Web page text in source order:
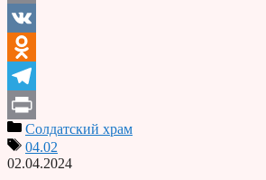
Email
VK
Odnoklassniki
Telegram
PrintСолдатский храм
04.02
02.04.2024